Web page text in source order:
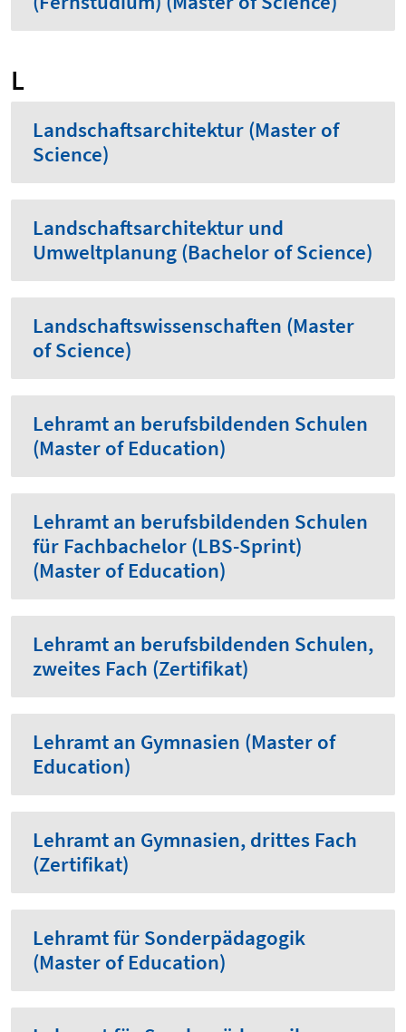
L
Landschaftsarchitektur (Master of
Science)
Landschaftsarchitektur und
Umweltplanung (Bachelor of Science)
Landschaftswissenschaften (Master
of Science)
Lehramt an berufsbildenden Schulen
(Master of Education)
Lehramt an berufsbildenden Schulen
für Fachbachelor (LBS-Sprint)
(Master of Education)
Lehramt an berufsbildenden Schulen,
zweites Fach (Zertifikat)
Lehramt an Gymnasien (Master of
Education)
Lehramt an Gymnasien, drittes Fach
(Zertifikat)
Lehramt für Sonderpädagogik
(Master of Education)